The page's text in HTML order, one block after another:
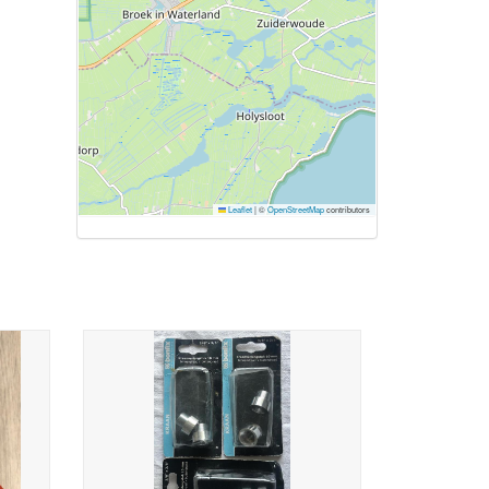
Leaflet|©OpenStreetMapcontributors